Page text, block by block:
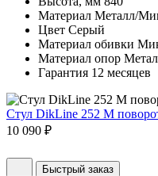
Материал Металл/
Цвет Серый
Материал обивки
Материал опор
Гарантия 12 месяцев
Стул DikLine 252 М
10 090 ₽
Быстрый заказ